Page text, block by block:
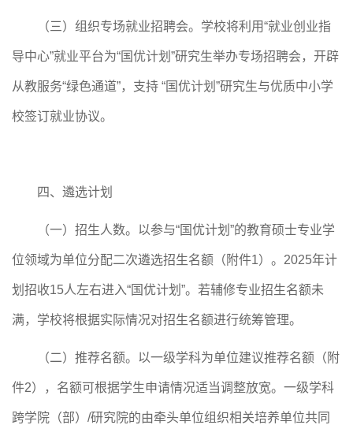
（三）组织专场就业招聘会。学校将利用“就业创业指
导中心”就业平台为“国优计划”研究生举办专场招聘会，开辟
从教服务“绿色通道”，支持 “国优计划”研究生与优质中小学
校签订就业协议。
四、遴选计划
（一）招生人数。以参与“国优计划”的教育硕士专业学
位领域为单位分配二次遴选招生名额（附件1）。2025年计
划招收15人左右进入“国优计划”。若辅修专业招生名额未
满，学校将根据实际情况对招生名额进行统筹管理。
（二）推荐名额。以一级学科为单位建议推荐名额（附
件2），名额可根据学生申请情况适当调整放宽。一级学科
跨学院（部）/研究院的由牵头单位组织相关培养单位共同